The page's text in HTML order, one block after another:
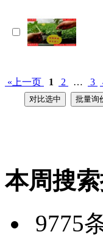
«上一页 1 2 … 3
本周搜
9775